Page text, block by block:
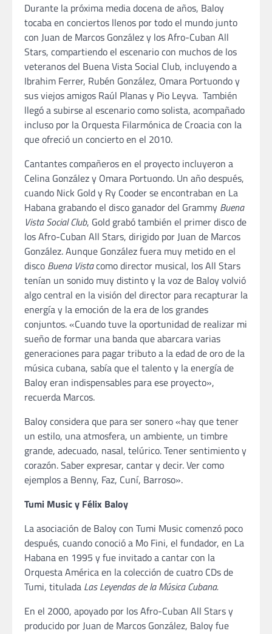
Durante la próxima media docena de años, Baloy
tocaba en conciertos llenos por todo el mundo junto
con Juan de Marcos González y los Afro-Cuban All
Stars, compartiendo el escenario con muchos de los
veteranos del Buena Vista Social Club, incluyendo a
Ibrahim Ferrer, Rubén González, Omara Portuondo y
sus viejos amigos Raúl Planas y Pio Leyva. También
llegó a subirse al escenario como solista, acompañado
incluso por la Orquesta Filarmónica de Croacia con la
que ofreció un concierto en el 2010.
Cantantes compañeros en el proyecto incluyeron a
Celina González y Omara Portuondo. Un año después,
cuando Nick Gold y Ry Cooder se encontraban en La
Habana grabando el disco ganador del Grammy Buena
Vista Social Club, Gold grabó también el primer disco de
los Afro-Cuban All Stars, dirigido por Juan de Marcos
González. Aunque González fuera muy metido en el
disco Buena Vistacomo director musical, los All Stars
tenían un sonido muy distinto y la voz de Baloy volvió
algo central en la visión del director para recapturar la
energía y la emoción de la era de los grandes
conjuntos. «Cuando tuve la oportunidad de realizar mi
sueño de formar una banda que abarcara varias
generaciones para pagar tributo a la edad de oro de la
música cubana, sabía que el talento y la energía de
Baloy eran indispensables para ese proyecto»,
recuerda Marcos.
Baloy considera que para ser sonero «hay que tener
un estilo, una atmosfera, un ambiente, un timbre
grande, adecuado, nasal, telúrico. Tener sentimiento y
corazón. Saber expresar, cantar y decir. Ver como
ejemplos a Benny, Faz, Cuní, Barroso».
Tumi Music y Félix Baloy
La asociación de Baloy con Tumi Music comenzó poco
después, cuando conoció a Mo Fini, el fundador, en La
Habana en 1995 y fue invitado a cantar con la
Orquesta América en la colección de cuatro CDs de
Tumi, titulada Las Leyendas de la Música Cubana.
En el 2000, apoyado por los Afro-Cuban All Stars y
producido por Juan de Marcos González, Baloy fue